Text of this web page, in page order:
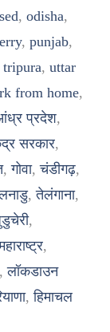
, odisha,
, punjab,
tripura, uttar
from home,
प्रदेश,
सरकार,
,गोवा,चंडीगढ़,
,तेलंगाना,
,
,
,लॉकडाउन
,हिमाचल